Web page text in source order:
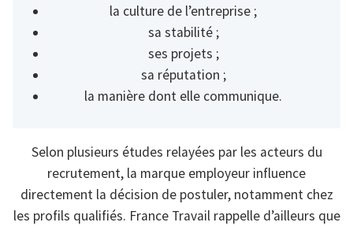
la culture de l’entreprise ;
sa stabilité ;
ses projets ;
sa réputation ;
la manière dont elle communique.
Selon plusieurs études relayées par les acteurs du
recrutement, la marque employeur influence
directement la décision de postuler, notamment chez
les profils qualifiés. France Travail rappelle d’ailleurs que